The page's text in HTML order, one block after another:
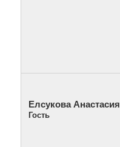
Елсукова Анастасия
Гость